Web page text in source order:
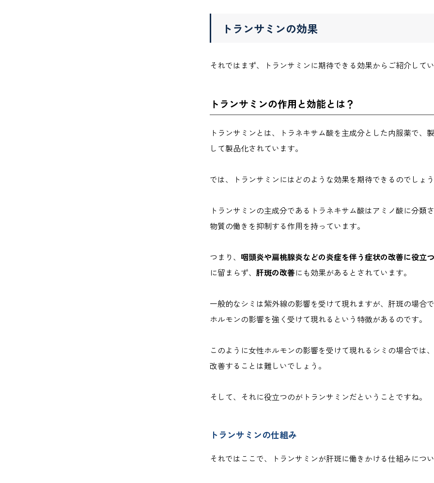
トランサミンの効果
それではまず、トランサミンに期待できる効果からご紹介してい
トランサミンの作用と効能とは？
トランサミンとは、トラネキサム酸を主成分とした内服薬で、
して製品化されています。
では、トランサミンにはどのような効果を期待できるのでしょ
トランサミンの主成分であるトラネキサム酸はアミノ酸に分類
物質の働きを抑制する作用を持っています。
つまり、 咽頭炎や扁桃腺炎などの炎症を伴う症状の改善に役立つ
に留まらず、 肝斑の改善にも効果があるとされています。
一般的なシミは紫外線の影響を受けて現れますが、肝斑の場合
ホルモンの影響を強く受けて現れるという特徴があるのです。
このように女性ホルモンの影響を受けて現れるシミの場合では
改善することは難しいでしょう。
そして、それに役立つのがトランサミンだということですね。
トランサミンの仕組み
それではここで、トランサミンが肝斑に働きかける仕組みにつ